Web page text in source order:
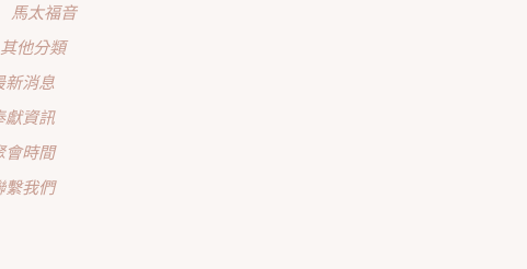
馬太福音
其他分類
新消息
獻資訊
會時間
繫我們